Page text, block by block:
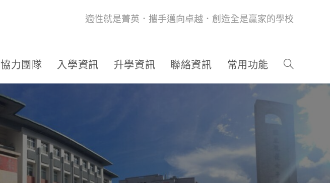
適性就是菁英．攜手邁向卓越．創造全是贏家的學校
協力團隊 入學資訊 升學資訊 聯絡資訊 常用功能